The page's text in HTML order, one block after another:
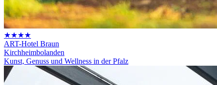
★★★★
ART-Hotel Braun
Kirchheimbolanden
Kunst, Genuss und Wellness in der Pfalz